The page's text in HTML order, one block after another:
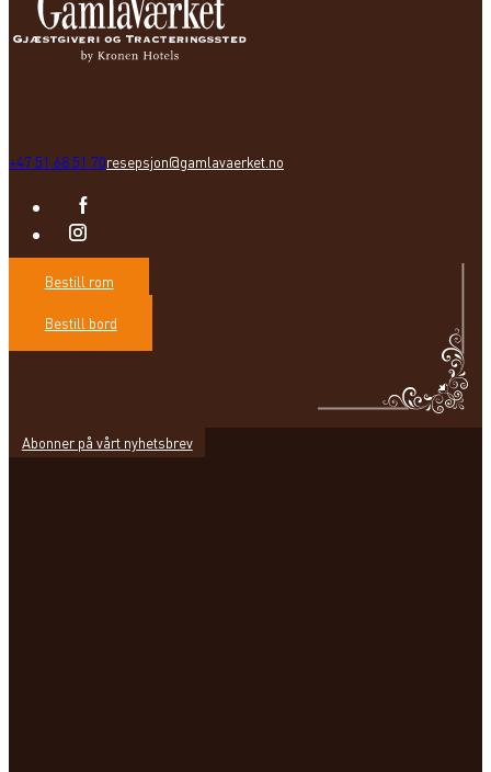
+47 51 68 51 70resepsjon@gamlavaerket.no
Bestill rom
Bestill bord
Abonner på vårt nyhetsbrev